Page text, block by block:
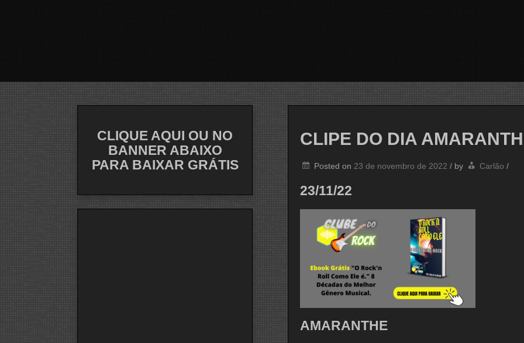
CLIPE DO DIA
Posted on 23 de novembro de 2022 / by Carlão /
23/11/22
AMARANTHE
CLIQUE AQUI OU NO
BANNER ABAIXO
PARA BAIXAR GRÁTIS